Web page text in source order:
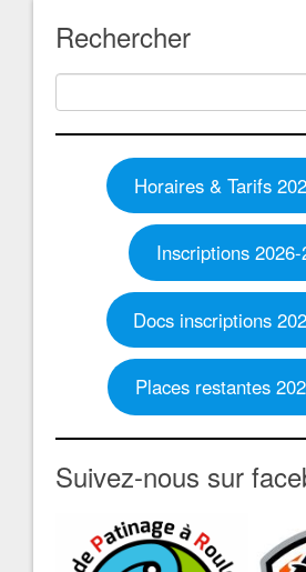
Rechercher
Horaires & Tarifs
Inscriptions 2026-
Docs inscriptions
Places restantes
Suivez-nous sur